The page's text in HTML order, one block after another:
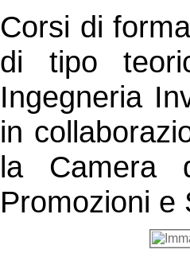
Corsi di
di tipo
Ingegneria
in
la Camera
Promozioni e